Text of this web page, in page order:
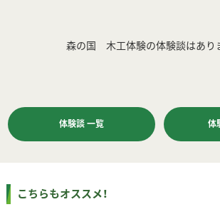
森の国 木工体験の体験談はあり
体験談 一覧 体
こちらもオススメ！